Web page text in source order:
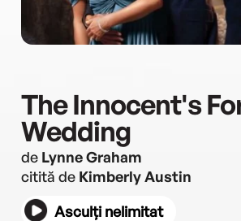
The Innocent's
Wedding
de Lynne Graham
citită de Kimberly Austin
Asculți nelimitat